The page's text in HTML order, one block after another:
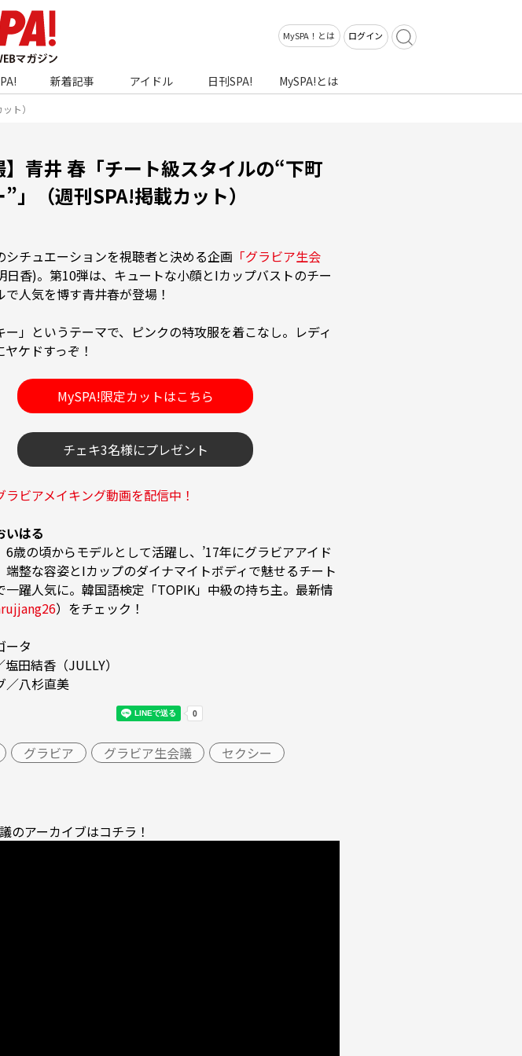
MySPA！とは ログイン
新着記事 アイドル 日刊SPA! MySPA!とは
ト）
】青井 春「チート級スタイルの“下町
」（週刊SPA!掲載カット）
シチュエーションを視聴者と決める企画 「グラビア生会
日香)。第10弾は、キュートな小顔とIカップバストのチー
で人気を博す青井春が登場！
ー」というテーマで、ピンクの特攻服を着こなし。レディ
ケドすっぞ！
MySPA!限定カットはこちら
チェキ3名様にプレゼント
ビアメイキング動画を配信中！
いはる
6歳の頃からモデルとして活躍し、’17年にグラビアアイド
端整な容姿とIカップのダイナマイトボディで魅せるチート
一躍人気に。韓国語検定「TOPIK」中級の持ち主。最新情
）をチェック！
ータ
田結香（JULLY）
／八杉直美
グラビア グラビア生会議
セクシー
アーカイブはコチラ！